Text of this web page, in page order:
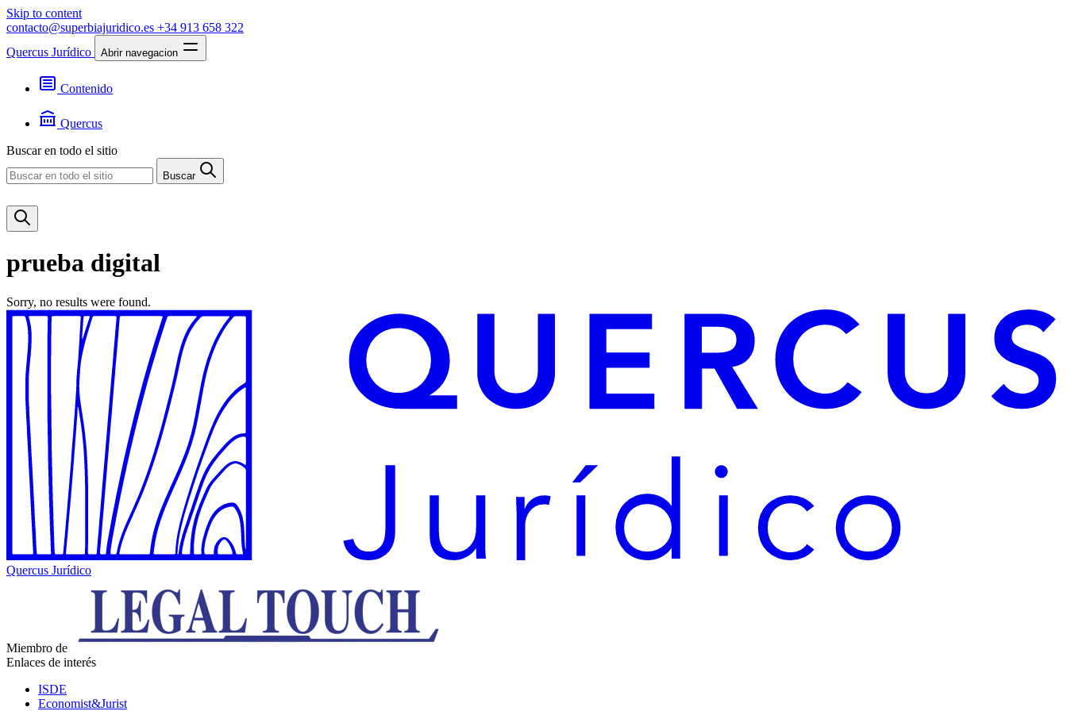
Skip to content
contacto@superbiajuridico.es +34 913 658 322
Quercus Jurídico
Abrir navegacion
Contenido
Noticias
Quercus
Contacto
Buscar en todo el sitio
Buscar
prueba digital
Sorry, no results were found.
Quercus Jurídico
Miembro de
Enlaces de interés
ISDE
Economist&Jurist